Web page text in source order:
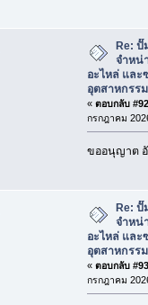
Re: ปั๊
จำหน่
อะไหล่ และ
อุตสาหกรร
« ตอบกลับ
กรกฎาคม
ขออนุญาต
Re: ปั๊
จำหน่
อะไหล่ และ
อุตสาหกรร
« ตอบกลับ
กรกฎาคม